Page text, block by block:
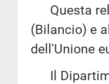
Questa
(Bilancio) e
dell'Unione
Il